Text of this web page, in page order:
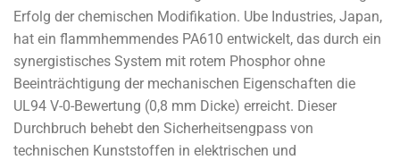
Erfolg der chemischen Modifikation. Ube Industries, Japan,
hat ein flammhemmendes PA610 entwickelt, das durch ein
synergistisches System mit rotem Phosphor ohne
Beeinträchtigung der mechanischen Eigenschaften die
UL94 V-0-Bewertung (0,8 mm Dicke) erreicht. Dieser
Durchbruch behebt den Sicherheitsengpass von
technischen Kunststoffen in elektrischen und